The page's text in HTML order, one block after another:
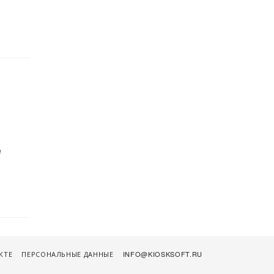
ПЕРСОНАЛЬНЫЕ ДАННЫЕ INFO@KIOSKSOFT.RU